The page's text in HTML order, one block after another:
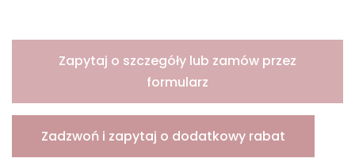
Zapytaj o szczegóły lub zamów przez
formularz
Zadzwoń i zapytaj o dodatkowy rabat